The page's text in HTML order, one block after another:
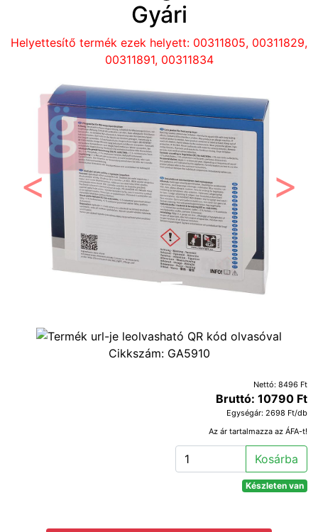
Gyári
Helyettesítő termék ezek helyett: 00311805, 00311829,
00311891, 00311834
Előző
Cikkszám: GA5910
Nettó: 8496 Ft
Bruttó: 10790 Ft
Egységár: 2698 Ft/db
Az ár tartalmazza az ÁFA-t!
Kosárba
Készleten van